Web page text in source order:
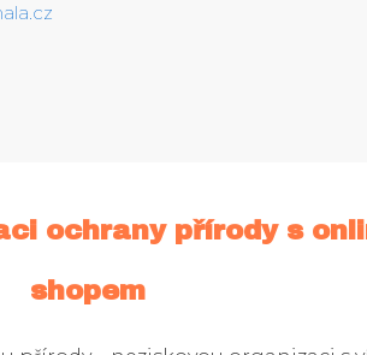
ochrany přírody s
shopem